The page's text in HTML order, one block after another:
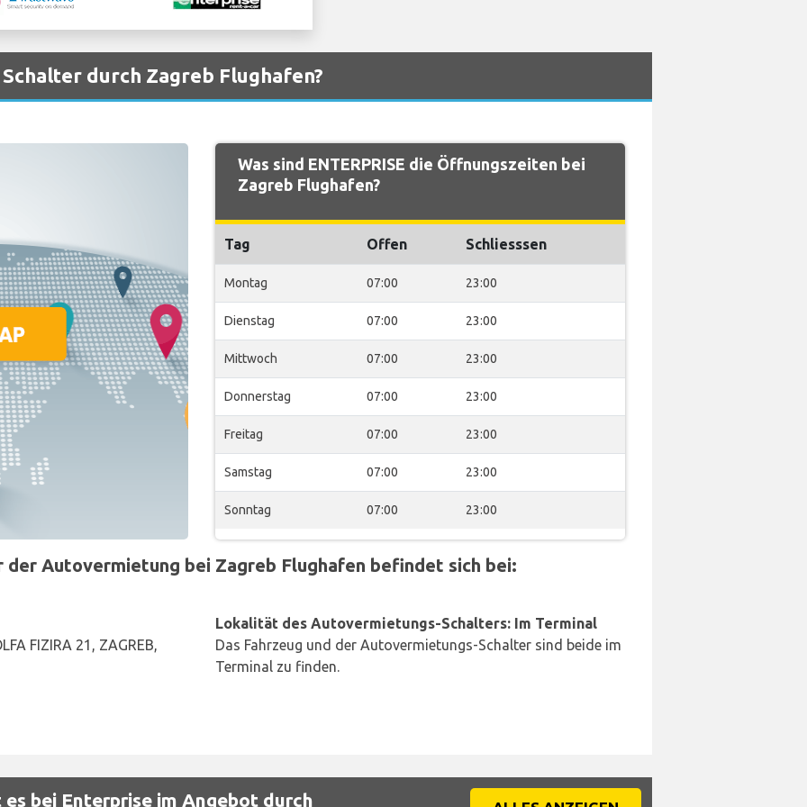
durch Zagreb Flughafen?
Was sind ENTERPRISE die Öffnungszeiten bei
Zagreb Flughafen?
Tag Offen Schliesssen
Montag 07:00 23:00
Dienstag 07:00 23:00
Mittwoch 07:00 23:00
Donnerstag 07:00 23:00
Freitag 07:00 23:00
Samstag 07:00 23:00
Sonntag 07:00 23:00
der Autovermietung bei Zagreb Flughafen befindet sich bei:
FIZIRA 21, ZAGREB,
Lokalität des Autovermietungs-Schalters: Im Terminal
Das Fahrzeug und der Autovermietungs-Schalter sind beide im
Terminal zu finden.
bei Enterprise im Angebot durch